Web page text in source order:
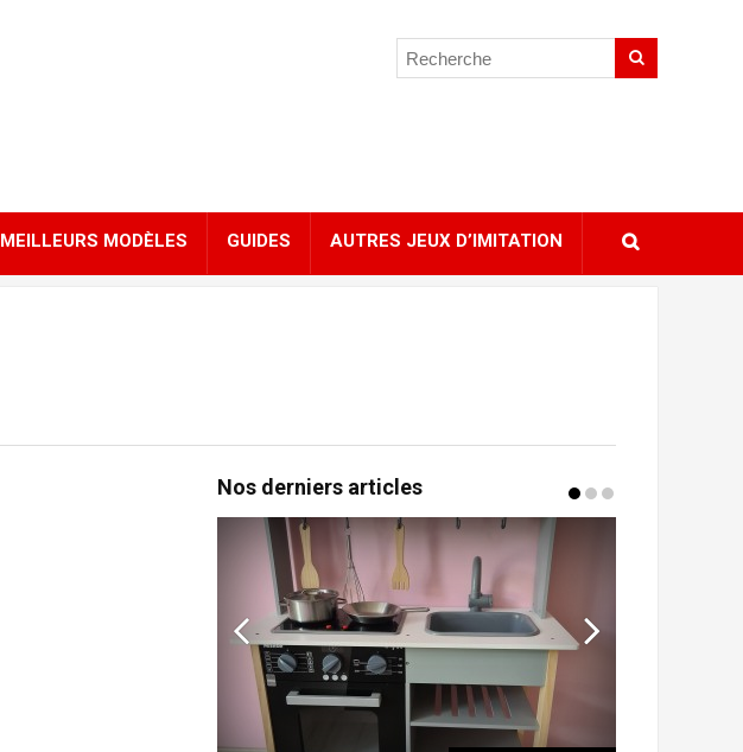
MEILLEURS MODÈLES GUIDES AUTRES JEUX D’IMITATION
Nos derniers articles